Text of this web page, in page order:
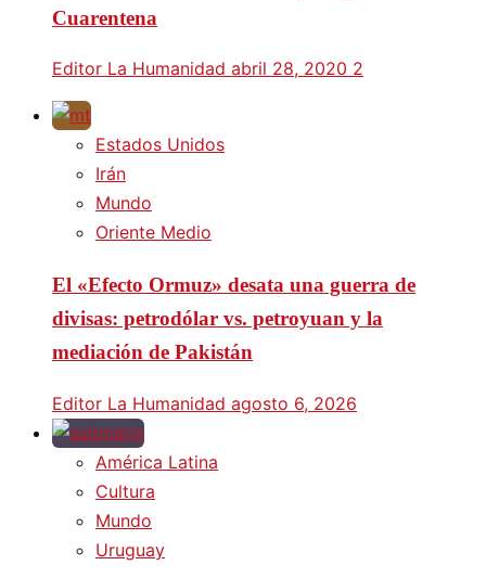
Cuarentena
Editor La Humanidad abril 28, 2020 2
Estados Unidos
Irán
Mundo
Oriente Medio
El «Efecto Ormuz» desata una guerra de
divisas: petrodólar vs. petroyuan y la
mediación de Pakistán
Editor La Humanidad agosto 6, 2026
América Latina
Cultura
Mundo
Uruguay